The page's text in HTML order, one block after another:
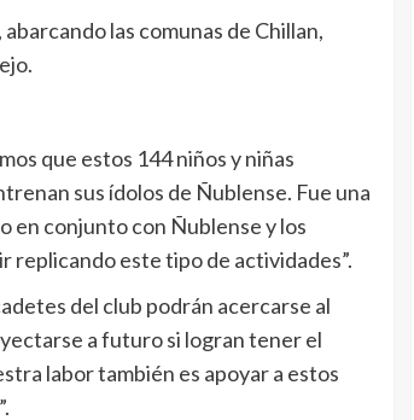
las comunas de Chillan,
que estos 144 niños y niñas
sus ídolos de Ñublense. Fue una
en conjunto con Ñublense y los
replicando este tipo de actividades”.
del club podrán acercarse al
a futuro si logran tener el
labor también es apoyar a estos